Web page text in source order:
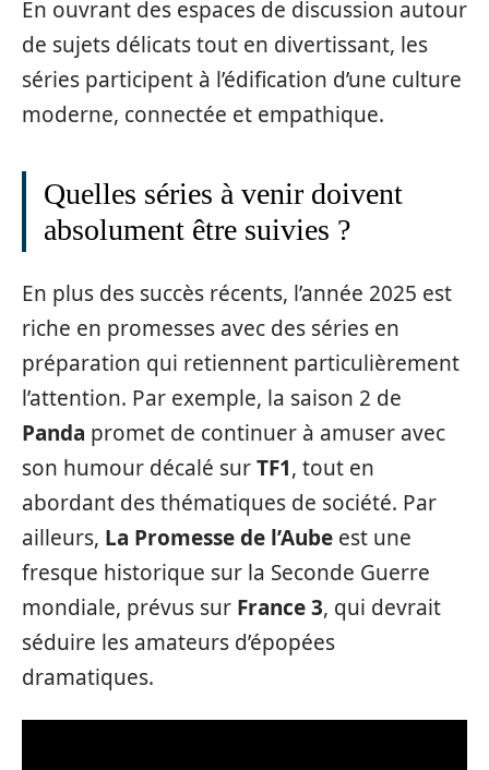
En ouvrant des espaces de discussion autour
de sujets délicats tout en divertissant, les
séries participent à l’édification d’une culture
moderne, connectée et empathique.
Quelles séries à venir doivent
absolument être suivies ?
En plus des succès récents, l’année 2025 est
riche en promesses avec des séries en
préparation qui retiennent particulièrement
l’attention. Par exemple, la saison 2 de
Panda promet de continuer à amuser avec
son humour décalé surTF1, tout en
abordant des thématiques de société. Par
ailleurs, La Promesse de l’Aube est une
fresque historique sur la Seconde Guerre
mondiale, prévus sur France 3, qui devrait
séduire les amateurs d’épopées
dramatiques.